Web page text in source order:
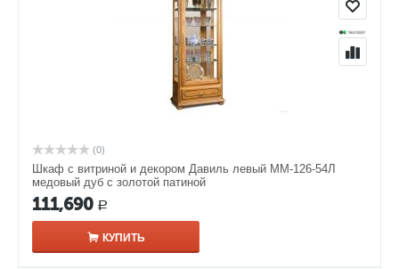
(0)
Шкаф с витриной и декором Давиль левый ММ-126-54Л
медовый дуб с золотой патиной
111,690 Р
КУПИТЬ